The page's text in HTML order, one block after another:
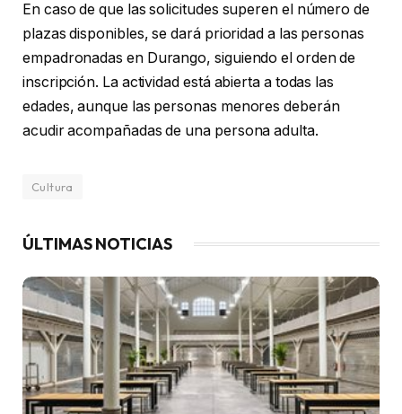
En caso de que las solicitudes superen el número de
plazas disponibles, se dará prioridad a las personas
empadronadas en Durango, siguiendo el orden de
inscripción. La actividad está abierta a todas las
edades, aunque las personas menores deberán
acudir acompañadas de una persona adulta.
Cultura
ÚLTIMAS NOTICIAS